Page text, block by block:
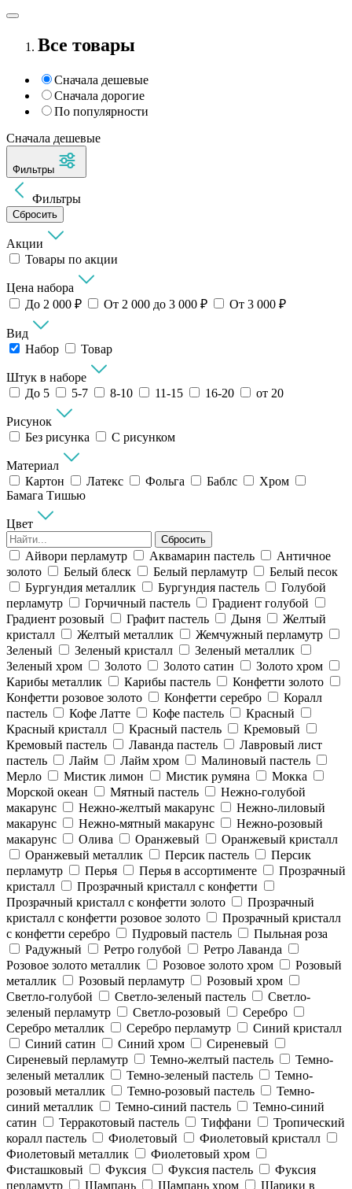
Все товары
Сначала дешевые
Сначала дорогие
По популярности
Сначала дешевые
Фильтры
Фильтры
Сбросить
Акции
Товары по акции
Цена набора
До 2 000 ₽
От 2 000 до 3 000 ₽ От 3 000 ₽
Вид
Набор
Товар
Штук в наборе
До 5
5-7 8-10 11-15 16-20 от 20
Рисунок
Без рисунка
С рисунком
Материал
Картон
Латекс Фольга Баблс
Хром
Бамага Тишью
Цвет
Сбросить
Айвори перламутр Аквамарин пастель
Античное
золото
Белый блеск Белый перламутр
Белый песок
Бургундия металлик
Бургундия пастель
Голубой
перламутр
Горчичный пастель
Градиент голубой
Градиент розовый
Графит пастель Дыня
Желтый
кристалл
Желтый металлик
Жемчужный перламутр
Зеленый
Зеленый кристалл
Зеленый металлик
Зеленый хром
Золото Золото сатин
Золото хром
Карибы металлик
Карибы пастель
Конфетти золото
Конфетти розовое золото
Конфетти серебро
Коралл
пастель
Кофе Латте Кофе пастель
Красный
Красный кристалл
Красный пастель
Кремовый
Кремовый пастель
Лаванда пастель
Лавровый лист
пастель
Лайм Лайм хром
Малиновый пастель
Мерло
Мистик лимон Мистик румяна
Мокка
Морской океан
Мятный пастель
Нежно-голубой
макарунс
Нежно-желтый макарунс
Нежно-лиловый
макарунс
Нежно-мятный макарунс
Нежно-розовый
макарунс
Олива Оранжевый
Оранжевый кристалл
Оранжевый металлик
Персик пастель
Персик
перламутр
Перья Перья в ассортименте
Прозрачный
кристалл
Прозрачный кристалл с конфетти
Прозрачный кристалл с конфетти золото
Прозрачный
кристалл с конфетти розовое золото
Прозрачный кристалл
с конфетти серебро
Пудровый пастель
Пыльная роза
Радужный
Ретро голубой
Ретро Лаванда
Розовое золото металлик
Розовое золото хром
Розовый
металлик
Розовый перламутр
Розовый хром
Светло-голубой
Светло-зеленый пастель
Светло-
зеленый перламутр
Светло-розовый
Серебро
Серебро металлик
Серебро перламутр
Синий кристалл
Синий сатин
Синий хром
Сиреневый
Сиреневый перламутр
Темно-желтый пастель
Темно-
зеленый металлик
Темно-зеленый пастель
Темно-
розовый металлик
Темно-розовый пастель
Темно-
синий металлик
Темно-синий пастель
Темно-синий
сатин
Терракотовый пастель Тиффани
Тропический
коралл пастель
Фиолетовый
Фиолетовый кристалл
Фиолетовый металлик
Фиолетовый хром
Фисташковый
Фуксия Фуксия пастель
Фуксия
перламутр
Шампань Шампань хром Шарики в